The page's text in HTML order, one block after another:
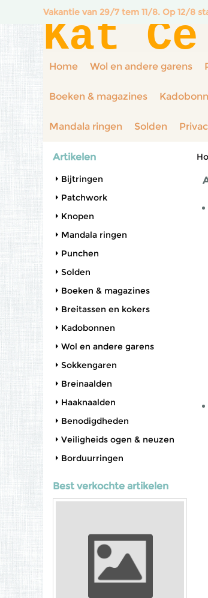
Vakantie van 29/7 tem 11/8. Op 12/8
Kat
Home Wol en andere garens
Boeken & magazines
Mandala ringen Solden
Artikelen
Bijtringen
Patchwork
Knopen
Mandala ringen
Punchen
Solden
Boeken & magazines
Breitassen en kokers
Kadobonnen
Wol en andere garens
Sokkengaren
Breinaalden
Haaknaalden
Benodigdheden
Veiligheids ogen & neuzen
Borduurringen
Best verkochte artikelen